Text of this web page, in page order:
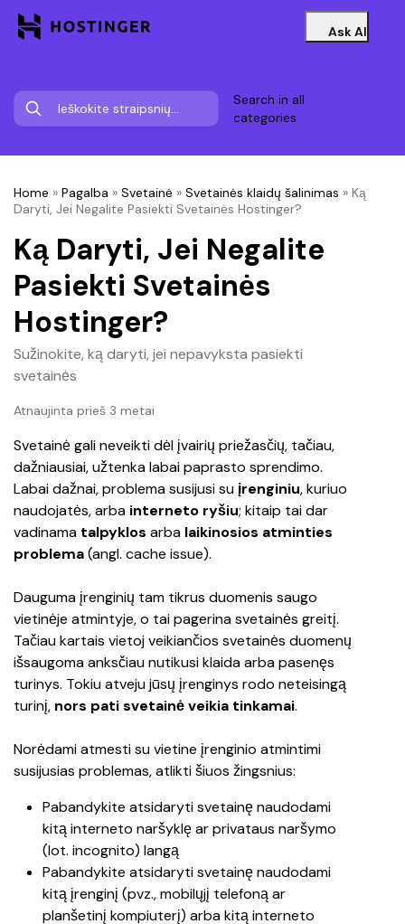
Ask AI
Search in all
categories
Home » Pagalba » Svetainė » Svetainės klaidų šalinimas » Ką
Daryti, Jei Negalite Pasiekti Svetainės Hostinger?
Ką Daryti, Jei Negalite
Pasiekti Svetainės
Hostinger?
Sužinokite, ką daryti, jei nepavyksta pasiekti
svetainės
Atnaujinta prieš 3 metai
Svetainė gali neveikti dėl įvairių priežasčių, tačiau,
dažniausiai, užtenka labai paprasto sprendimo.
Labai dažnai, problema susijusi su įrenginiu, kuriuo
naudojatės, arba interneto ryšiu; kitaip tai dar
vadinama talpyklos arba laikinosios atminties
problema (angl. cache issue).
Dauguma įrenginių tam tikrus duomenis saugo
vietinėje atmintyje, o tai pagerina svetainės greitį.
Tačiau kartais vietoj veikiančios svetainės duomenų
išsaugoma anksčiau nutikusi klaida arba pasenęs
turinys. Tokiu atveju jūsų įrenginys rodo neteisingą
turinį, nors pati svetainė veikia tinkamai.
Norėdami atmesti su vietine įrenginio atmintimi
susijusias problemas, atlikti šiuos žingsnius:
Pabandykite atsidaryti svetainę naudodami
kitą interneto naršyklę ar privataus naršymo
(lot. incognito) langą
Pabandykite atsidaryti svetainę naudodami
kitą įrenginį (pvz., mobilųjį telefoną ar
planšetinį kompiuterį) arba kitą interneto